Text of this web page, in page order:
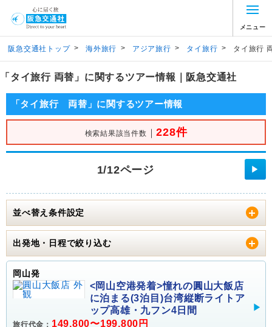
メニュー
阪急交通社トップ > 海外旅行 > アジア旅行 > タイ旅行 > タイ旅行
「タイ旅行 両替」に関するツアー情報｜阪急交通社
「タイ旅行 両替」に関するツアー情報
検索結果該当件数 ｜228件
1/12ページ ▶
並べ替え条件設定
出発地・日程で絞り込む
岡山発
<岡山空港発着>憧れの圓山大飯店
に泊まる(3泊目)台湾縦断ライトア
ップ高雄・九フン4日間
旅行代金： 149,800〜199,800円